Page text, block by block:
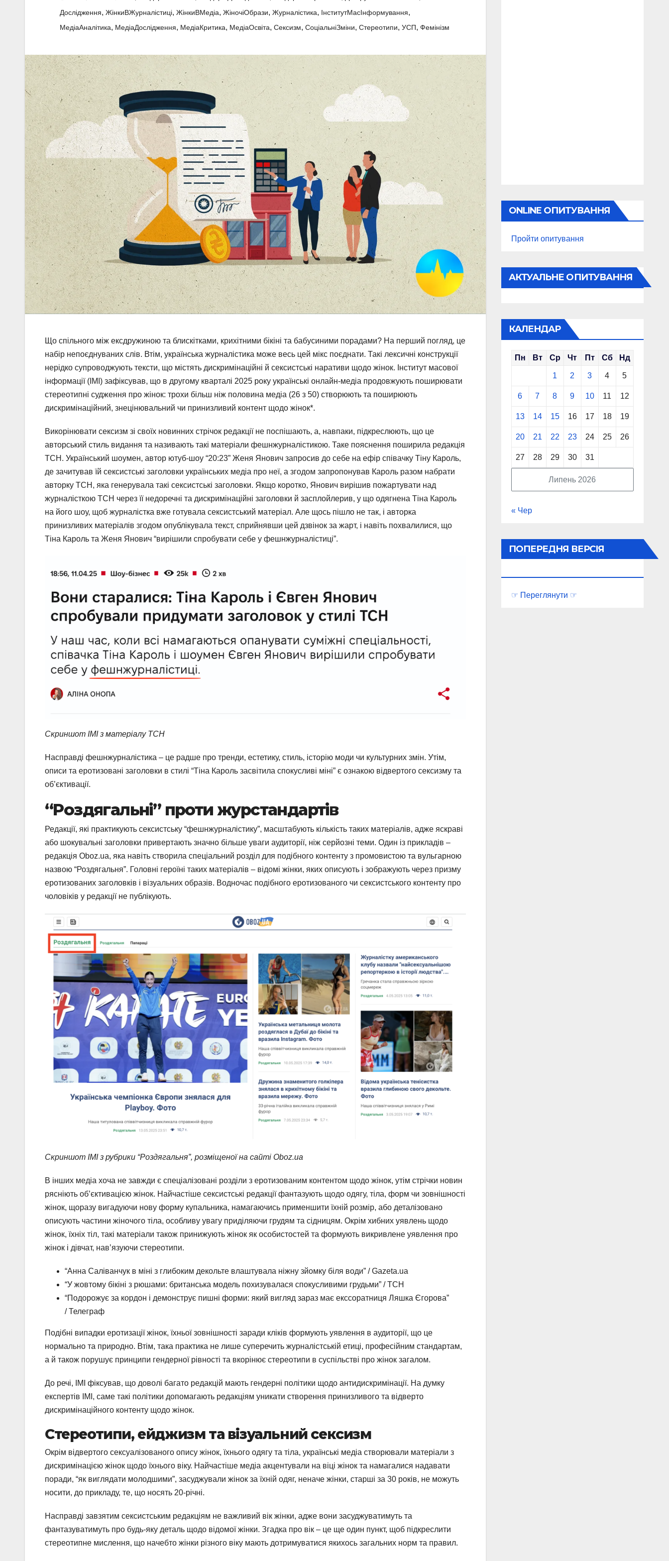
Дослідження, ЖінкиВЖурналістиці, ЖінкиВМедіа, ЖіночіОбрази, Журналістика, ІнститутМасІнформування,
МедіаАналітика, МедіаДослідження, МедіаКритика, МедіаОсвіта, Сексизм, СоціальніЗміни, Стереотипи, УСП, Фемінізм
Що спільного між ексдружиною та блискітками, крихітними бікіні та бабусиними порадами? На перший погляд, це
набір непоєднуваних слів. Втім, українська журналістика може весь цей мікс поєднати. Такі лексичні конструкції
нерідко супроводжують тексти, що містять дискримінаційні й сексистські наративи щодо жінок. Інститут масової
інформації (ІМІ) зафіксував, що в другому кварталі 2025 року українські онлайн-медіа продовжують поширювати
стереотипні судження про жінок: трохи більш ніж половина медіа (26 з 50) створюють та поширюють
дискримінаційний, знецінювальний чи принизливий контент щодо жінок*.
Викорінювати сексизм зі своїх новинних стрічок редакції не поспішають, а, навпаки, підкреслюють, що це
авторський стиль видання та називають такі матеріали фешнжурналістикою. Таке пояснення поширила редакція
ТСН. Український шоумен, автор ютуб-шоу “20:23” Женя Янович запросив до себе на ефір співачку Тіну Кароль,
де зачитував їй сексистські заголовки українських медіа про неї, а згодом запропонував Кароль разом набрати
авторку ТСН, яка генерувала такі сексистські заголовки. Якщо коротко, Янович вирішив пожартувати над
журналісткою ТСН через її недоречні та дискримінаційні заголовки й засплойлерив, у що одягнена Тіна Кароль
на його шоу, щоб журналістка вже готувала сексистський матеріал. Але щось пішло не так, і авторка
принизливих матеріалів згодом опублікувала текст, сприйнявши цей дзвінок за жарт, і навіть похвалилися, що
Тіна Кароль та Женя Янович “вирішили спробувати себе у фешнжурналістиці”.
Скриншот ІМІ з матеріалу ТСН
Насправді фешнжурналістика – це радше про тренди, естетику, стиль, історію моди чи культурних змін. Утім,
описи та еротизовані заголовки в стилі “Тіна Кароль засвітила спокусливі міні” є ознакою відвертого сексизму та
об’єктивації.
“Роздягальні” проти журстандартів
Редакції, які практикують сексистську “фешнжурналістику”, масштабують кількість таких матеріалів, адже яскраві
або шокувальні заголовки привертають значно більше уваги аудиторії, ніж серйозні теми. Один із прикладів –
редакція Oboz.ua, яка навіть створила спеціальний розділ для подібного контенту з промовистою та вульгарною
назвою “Роздягальня”. Головні героїні таких матеріалів – відомі жінки, яких описують і зображують через призму
еротизованих заголовків і візуальних образів. Водночас подібного еротизованого чи сексистського контенту про
чоловіків у редакції не публікують.
Скриншот ІМІ з рубрики “Роздягальня”, розміщеної на сайті Oboz.ua
В інших медіа хоча не завжди є спеціалізовані розділи з еротизованим контентом щодо жінок, утім стрічки новин
рясніють об’єктивацією жінок. Найчастіше сексистські редакції фантазують щодо одягу, тіла, форм чи зовнішності
жінок, щоразу вигадуючи нову форму купальника, намагаючись применшити їхній розмір, або деталізовано
описують частини жіночого тіла, особливу увагу приділяючи грудям та сідницям. Окрім хибних уявлень щодо
жінок, їхніх тіл, такі матеріали також принижують жінок як особистостей та формують викривлене уявлення про
жінок і дівчат, навʼязуючи стереотипи.
“Анна Саліванчук в міні з глибоким декольте влаштувала ніжну зйомку біля води” / Gazeta.ua
“У жовтому бікіні з рюшами: британська модель похизувалася спокусливими грудьми” / ТСН
“Подорожує за кордон і демонструє пишні форми: який вигляд зараз має екссоратниця Ляшка Єгорова”
/ Телеграф
Подібні випадки еротизації жінок, їхньої зовнішності заради кліків формують уявлення в аудиторії, що це
нормально та природно. Втім, така практика не лише суперечить журналістській етиці, професійним стандартам,
а й також порушує принципи гендерної рівності та вкорінює стереотипи в суспільстві про жінок загалом.
До речі, ІМІ фіксував, що доволі багато редакцій мають гендерні політики щодо антидискримінації. На думку
експертів ІМІ, саме такі політики допомагають редакціям уникати створення принизливого та відверто
дискримінаційного контенту щодо жінок.
Стереотипи, ейджизм та візуальний сексизм
Окрім відвертого сексуалізованого опису жінок, їхнього одягу та тіла, українські медіа створювали матеріали з
дискримінацією жінок щодо їхнього віку. Найчастіше медіа акцентували на віці жінок та намагалися надавати
поради, “як виглядати молодшими”, засуджували жінок за їхній одяг, неначе жінки, старші за 30 років, не можуть
носити, до прикладу, те, що носять 20-річні.
Насправді завзятим сексистським редакціям не важливий вік жінки, адже вони засуджуватимуть та
фантазуватимуть про будь-яку деталь щодо відомої жінки. Згадка про вік – це ще один пункт, щоб підкреслити
стереотипне мислення, що начебто жінки різного віку мають дотримуватися якихось загальних норм та правил.
ONLINE ОПИТУВАННЯ
Пройти опитування
АКТУАЛЬНЕ ОПИТУВАННЯ
КАЛЕНДАР
Липень 2026
Пн Вт Ср Чт Пт Сб Нд
1 2 3 4 5
6 7 8 9 10 11 12
13 14 15 16 17 18 19
20 21 22 23 24 25 26
27 28 29 30 31
« Чер
ПОПЕРЕДНЯ ВЕРСІЯ
☞ Переглянути ☞